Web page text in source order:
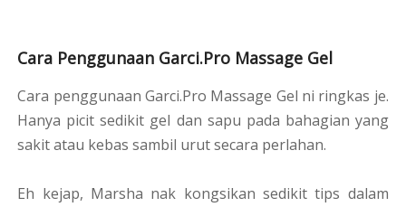
Cara Penggunaan Garci.Pro Massage Gel
Cara penggunaan Garci.Pro Massage Gel ni ringkas je.
Hanya picit sedikit gel dan sapu pada bahagian yang
sakit atau kebas sambil urut secara perlahan.
Eh kejap, Marsha nak kongsikan sedikit tips dalam